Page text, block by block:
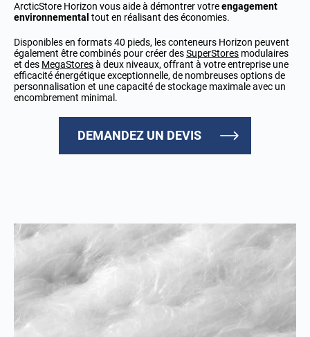
ArcticStore Horizon vous aide à démontrer votreengagement
environnemental tout en réalisant des économies.
Disponibles en formats 40 pieds, les conteneurs Horizon peuvent
également être combinés pour créer desSuperStores modulaires
et des MegaStoresà deux niveaux, offrant à votre entreprise une
efficacité énergétique exceptionnelle, de nombreuses options de
personnalisation et une capacité de stockage maximale avec un
encombrement minimal.
DEMANDEZ UN DEVIS